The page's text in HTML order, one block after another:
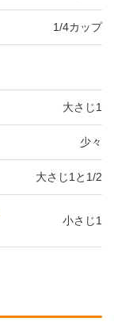
1/4カップ
大さじ1
少々
大さじ1と1/2
小さじ1